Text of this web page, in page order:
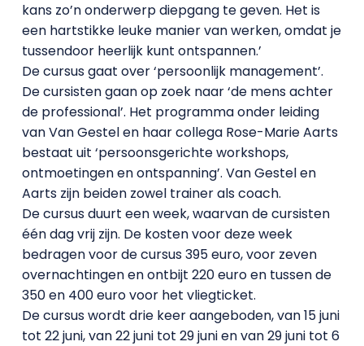
kans zo’n onderwerp diepgang te geven. Het is
een hartstikke leuke manier van werken, omdat je
tussendoor heerlijk kunt ontspannen.’
De cursus gaat over ‘persoonlijk management’.
De cursisten gaan op zoek naar ‘de mens achter
de professional’. Het programma onder leiding
van Van Gestel en haar collega Rose-Marie Aarts
bestaat uit ‘persoonsgerichte workshops,
ontmoetingen en ontspanning’. Van Gestel en
Aarts zijn beiden zowel trainer als coach.
De cursus duurt een week, waarvan de cursisten
één dag vrij zijn. De kosten voor deze week
bedragen voor de cursus 395 euro, voor zeven
overnachtingen en ontbijt 220 euro en tussen de
350 en 400 euro voor het vliegticket.
De cursus wordt drie keer aangeboden, van 15 juni
tot 22 juni, van 22 juni tot 29 juni en van 29 juni tot 6